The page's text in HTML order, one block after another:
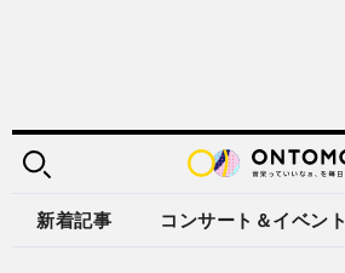
新着記事 コンサート＆イベント